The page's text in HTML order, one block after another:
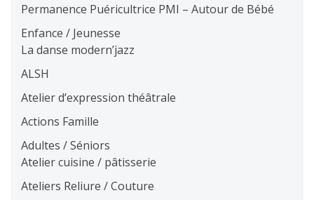
Permanence Puéricultrice PMI – Autour de Bébé
Enfance / Jeunesse
La danse modern’jazz
ALSH
Atelier d’expression théâtrale
Actions Famille
Adultes / Séniors
Atelier cuisine / pâtisserie
Ateliers Reliure / Couture